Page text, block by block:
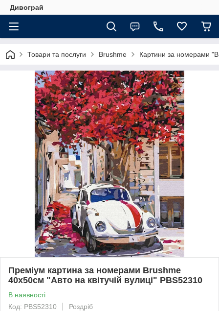
Дивограй
Товари та послуги Brushme Картини за номерами
Преміум картина за номерами Brushme
40x50см "Авто на квітучій вулиці" PBS52310
В наявності
Код: PBS52310
Роздріб